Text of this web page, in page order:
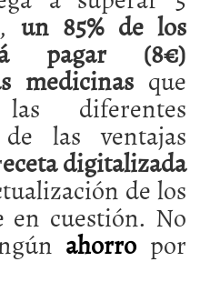
un 85% de los
pagar (8€)
medicinas que
diferentes
las ventajas
eceta digitalizada
de los
en cuestión. No
ahorro por